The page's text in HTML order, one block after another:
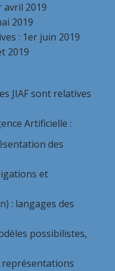
avril 2019
2019
: 1er juin 2019
2019
JIAF sont relatives
Artificielle :
des
et
: langages des
possibilistes,
représentations